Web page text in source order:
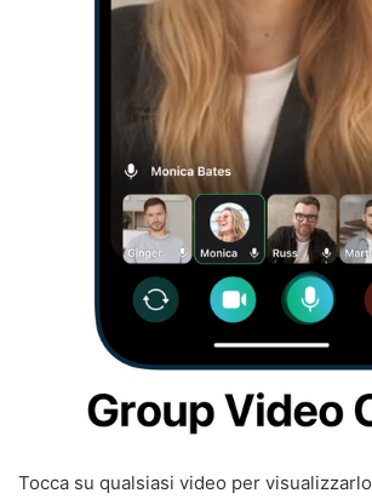
Tocca su qualsiasi video per visualizzarlo